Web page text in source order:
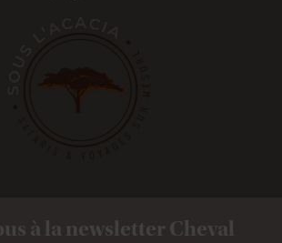
à la newsletter Cheval